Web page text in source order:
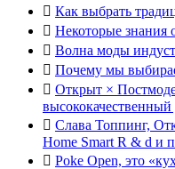
 Как выбрать
 Некоторые знания
 Волна моды
 Почему мы
 Открыт ×
 Слава Топпинг,
Home Smart R & d и
 Poke Open, это